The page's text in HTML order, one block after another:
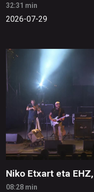
32:31 min
2026-07-29
Niko Etxart eta
08:28 min